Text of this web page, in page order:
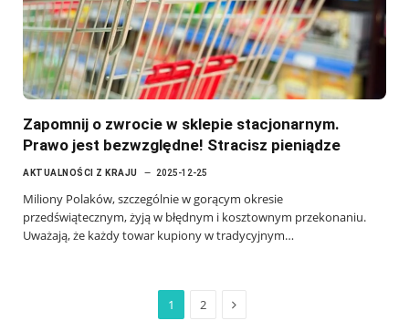
Zapomnij o zwrocie w sklepie stacjonarnym.
Prawo jest bezwzględne! Stracisz pieniądze
AKTUALNOŚCI Z KRAJU 2025-12-25
Miliony Polaków, szczególnie w gorącym okresie
przedświątecznym, żyją w błędnym i kosztownym przekonaniu.
Uważają, że każdy towar kupiony w tradycyjnym…
1 2 Next